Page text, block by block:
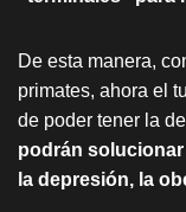
De esta manera,
primates, ahora el
de poder tener la
podrán
la depresión, la